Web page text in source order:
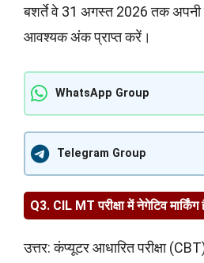
बशर्ते वे 31 अगस्त 2026 तक अपनी
आवश्यक अंक प्राप्त करें।
WhatsApp Group
Telegram Group
Q3. CIL MT परीक्षा में नेगेटिव मार्किंग
उत्तर: कंप्यूटर आधारित परीक्षा